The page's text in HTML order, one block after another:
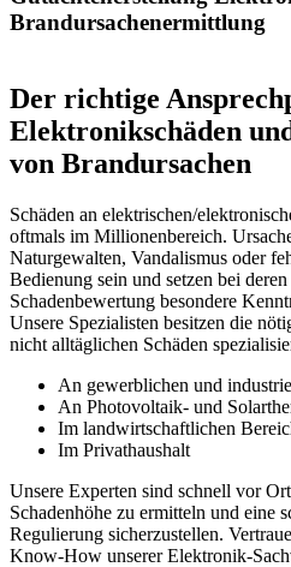
Brandursachenermittlung
Der richtige
Elektronikschäden
von Brandursachen
Schäden an elektrischen/
oftmals im Millionenbereich.
Naturgewalten, Vandalismus oder
Bedienung sein und setzen bei
Schadenbewertung besondere
Unsere Spezialisten besitzen die
nicht alltäglichen Schäden
An gewerblichen und
An Photovoltaik- und
Im landwirtschaftlichen
Im Privathaushalt
Unsere Experten sind schnell vor
Schadenhöhe zu ermitteln und eine
Regulierung sicherzustellen.
Know-How unserer Elektronik-